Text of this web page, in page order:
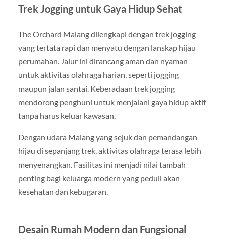
Trek Jogging untuk Gaya Hidup Sehat
The Orchard Malang dilengkapi dengan trek jogging
yang tertata rapi dan menyatu dengan lanskap hijau
perumahan. Jalur ini dirancang aman dan nyaman
untuk aktivitas olahraga harian, seperti jogging
maupun jalan santai. Keberadaan trek jogging
mendorong penghuni untuk menjalani gaya hidup aktif
tanpa harus keluar kawasan.
Dengan udara Malang yang sejuk dan pemandangan
hijau di sepanjang trek, aktivitas olahraga terasa lebih
menyenangkan. Fasilitas ini menjadi nilai tambah
penting bagi keluarga modern yang peduli akan
kesehatan dan kebugaran.
Desain Rumah Modern dan Fungsional